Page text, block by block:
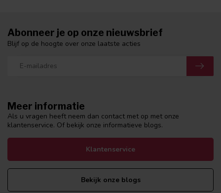
Meer informatie
Als u vragen heeft neem dan contact met op met onze
klantenservice. Of bekijk onze informatieve blogs.
Klantenservice
Bekijk onze blogs
Abonneer je op onze nieuwsbrief
Blijf op de hoogte over onze laatste acties